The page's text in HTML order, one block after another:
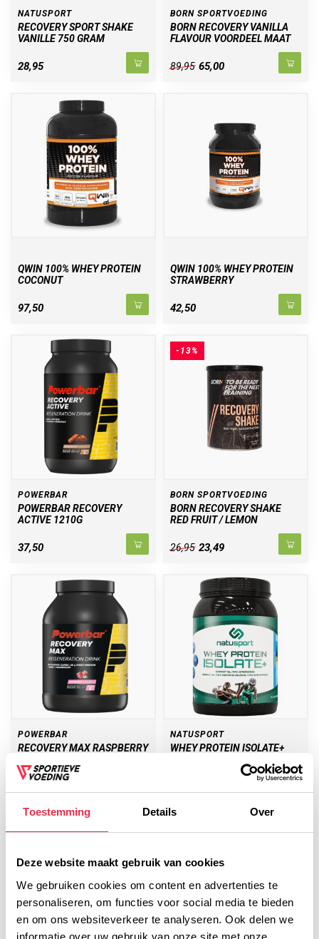
Toestemming Details Over
Deze website maakt gebruik van cookies
We gebruiken cookies om content en advertenties te
personaliseren, om functies voor social media te bieden
en om ons websiteverkeer te analyseren. Ook delen we
informatie over uw gebruik van onze site met onze
NATUSPORT
RECOVERY SPORT SHAKE
VANILLE 750 GRAM
28,95
BORN SPORTVOEDING
BORN RECOVERY VANILLA
FLAVOUR VOORDEEL MAAT
89,95 65,00
QWIN 100% WHEY PROTEIN
COCONUT
97,50
QWIN 100% WHEY PROTEIN
STRAWBERRY
42,50
POWERBAR
POWERBAR RECOVERY
ACTIVE 1210G
37,50
-13%
BORN SPORTVOEDING
BORN RECOVERY SHAKE
RED FRUIT / LEMON
26,95 23,49
POWERBAR
RECOVERY MAX RASPBERRY
NATUSPORT
WHEY PROTEIN ISOLATE+